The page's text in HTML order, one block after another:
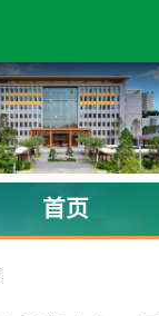
首页